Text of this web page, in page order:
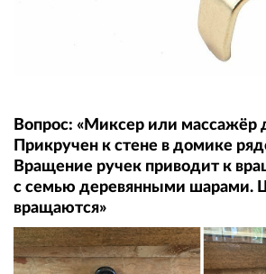
Вопрос: «Миксер или массажёр
Прикручен к стене в домике
Вращение ручек приводит к
с семью деревянными шарами.
вращаются»